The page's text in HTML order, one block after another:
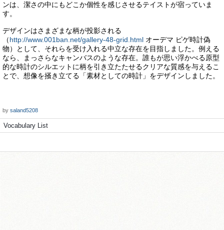
ンは、潔さの中にもどこか個性を感じさせるテイストが宿っていま
す。
デザインはさまざまな柄が投影される
（http://www.001ban.net/gallery-48-grid.html オーデマ ピゲ時計偽
物）として、それらを受け入れる中立な存在を目指しました。例える
なら、まっさらなキャンバスのような存在。誰もが思い浮かべる原型
的な時計のシルエットに柄を引き立たたせるクリアな質感を与えるこ
とで、想像を掻き立てる「素材としての時計」をデザインしました。
by saland5208
Vocabulary List